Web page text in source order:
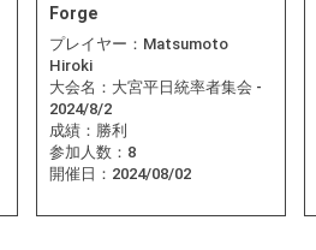
Forge
プレイヤー： Matsumoto
Hiroki
大会名： 大宮平日統率者集会 -
2024/8/2
成績： 勝利
参加人数： 8
開催日： 2024/08/02